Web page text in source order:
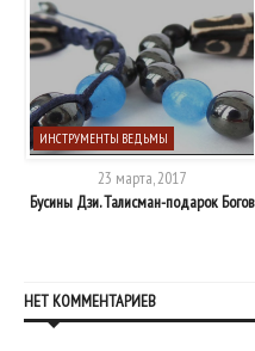
ИНСТРУМЕНТЫ ВЕДЬМЫ
23 марта, 2017
Бусины Дзи. Талисман-подарок Богов
НЕТ КОММЕНТАРИЕВ